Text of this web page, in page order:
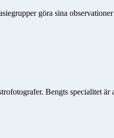
göra sina
Bengts specialitet